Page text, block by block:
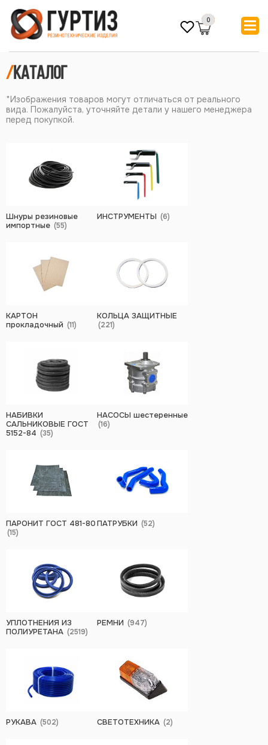
0
/Каталог
*Изображения товаров могут отличаться от реального
вида. Пожалуйста, уточняйте детали у нашего менеджера
перед покупкой.
Шнуры резиновые
импортные (55)
ИНСТРУМЕНТЫ (6)
КАРТОН
прокладочный (11)
КОЛЬЦА ЗАЩИТНЫЕ
(221)
НАБИВКИ
САЛЬНИКОВЫЕ ГОСТ
5152-84 (35)
НАСОСЫ шестеренные
(16)
ПАРОНИТ ГОСТ 481-80
(15)
ПАТРУБКИ (52)
УПЛОТНЕНИЯ ИЗ
ПОЛИУРЕТАНА (2519)
РЕМНИ (947)
РУКАВА (502) СВЕТОТЕХНИКА (2)